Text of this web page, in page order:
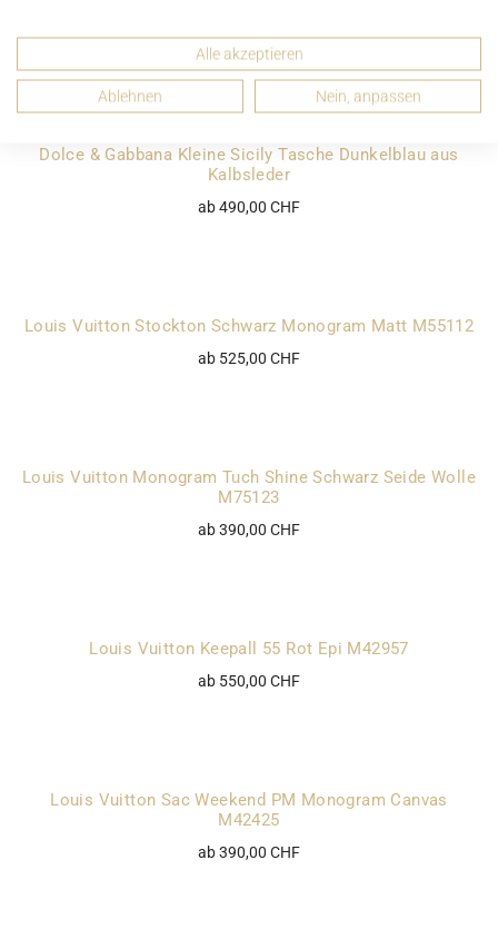
ab 275,00 CHF
Dolce & Gabbana Kleine Sicily Tasche Dunkelblau aus
Kalbsleder
ab 490,00 CHF
Louis Vuitton Stockton Schwarz Monogram Matt M55112
ab 525,00 CHF
Louis Vuitton Monogram Tuch Shine Schwarz Seide Wolle
M75123
ab 390,00 CHF
Louis Vuitton Keepall 55 Rot Epi M42957
ab 550,00 CHF
Louis Vuitton Sac Weekend PM Monogram Canvas
M42425
ab 390,00 CHF
Alle akzeptieren
Ablehnen Nein, anpassen